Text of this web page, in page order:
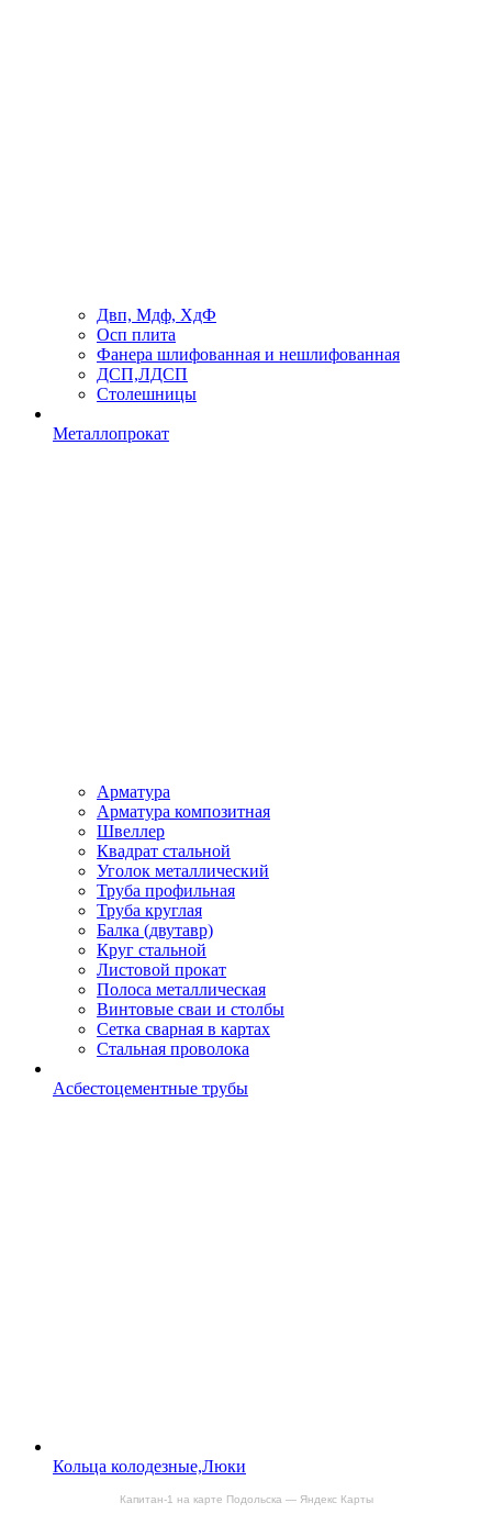
Капитан-1 на карте Подольска — Яндекс Карты
Двп, Мдф, ХдФ
Осп плита
Фанера шлифованная и нешлифованная
ДСП,ЛДСП
Столешницы
Металлопрокат
Арматура
Арматура композитная
Швеллер
Квадрат стальной
Уголок металлический
Труба профильная
Труба круглая
Балка (двутавр)
Круг стальной
Листовой прокат
Полоса металлическая
Винтовые сваи и столбы
Сетка сварная в картах
Стальная проволока
Асбестоцементные трубы
Кольца колодезные,Люки